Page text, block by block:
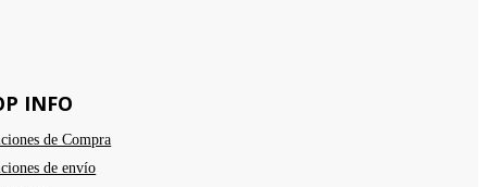
INFO
de Compra
de envío